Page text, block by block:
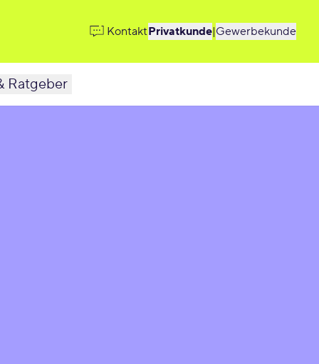
KontaktPrivatkunde|Gewerbekunde
Ratgeber